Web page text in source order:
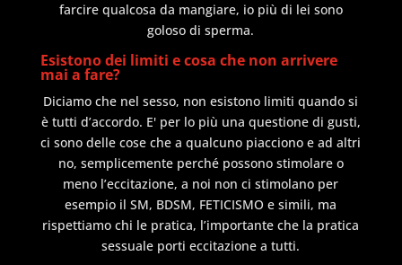
farcire qualcosa da mangiare, io più di lei sono
goloso di sperma.
Esistono dei limiti e cosa che non arrivere
mai a fare?
Diciamo che nel sesso, non esistono limiti quando si
è tutti d’accordo. E' per lo più una questione di gusti,
ci sono delle cose che a qualcuno piacciono e ad altri
no, semplicemente perché possono stimolare o
meno l’eccitazione, a noi non ci stimolano per
esempio il SM, BDSM, FETICISMO e simili, ma
rispettiamo chi le pratica, l’importante che la pratica
sessuale porti eccitazione a tutti.